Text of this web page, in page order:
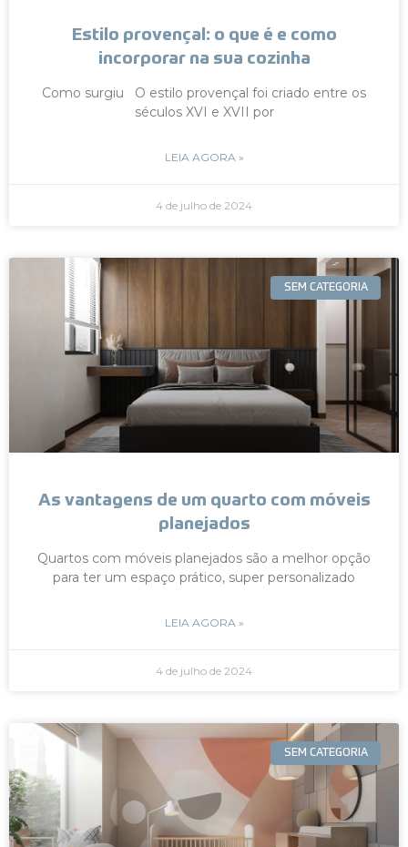
Estilo provençal: o que é e como
incorporar na sua cozinha
Como surgiu O estilo provençal foi criado entre os
séculos XVI e XVII por
LEIA AGORA »
4 de julho de 2024
SEM CATEGORIA
As vantagens de um quarto com móveis
planejados
Quartos com móveis planejados são a melhor opção
para ter um espaço prático, super personalizado
LEIA AGORA »
4 de julho de 2024
SEM CATEGORIA